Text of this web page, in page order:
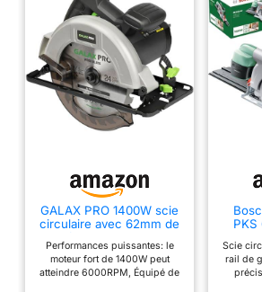
GALAX PRO 1400W scie
circulaire avec 62mm de
cuivre
Performances puissantes: le
moteur fort de 1400W peut
atteindre 6000RPM, Équipé de
PKS
Scie
rail de